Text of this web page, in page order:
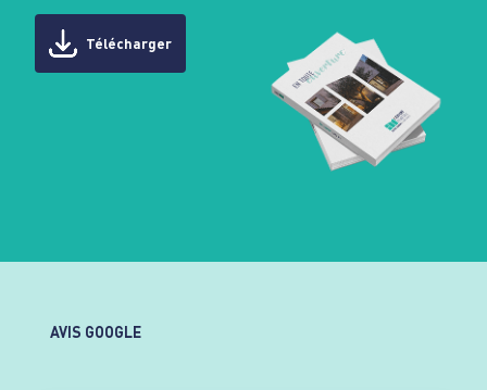
Télécharger
AVIS GOOGLE